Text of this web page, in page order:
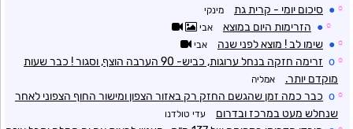
☼
● סיכום יומי - קרית גת מינקי
☼
● הזרימות היום במוצא אבי
☼
● שימו לב ! מוצא לפני שנה אבי
☼
o
זרימה חזקה בנחל ערוגות, כביש- 90 הערבה הוצף, וסגור ! כבר שעות
מוקדם יותר.
אמליה
☼
o כבר כמה זמן שהגשם החזק רק באזור הצפון ומישור החוף הצפוני לאחר
שנחלש מעט במרכז ובדרום
עדי טולדנו